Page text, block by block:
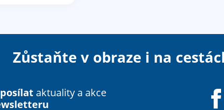
Zůstaňte v obraze i na
aktuality a akce